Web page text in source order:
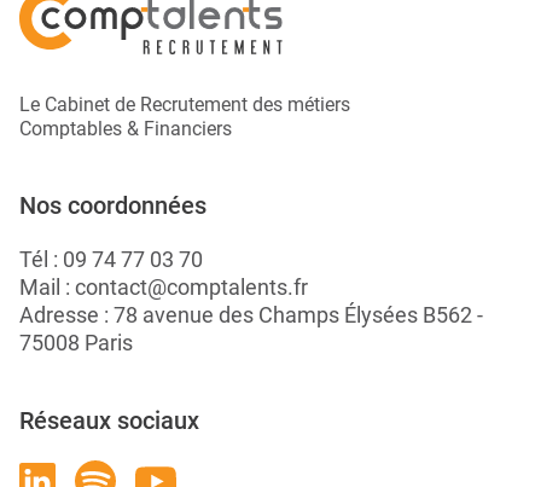
Le Cabinet de Recrutement des métiers
Comptables & Financiers
Nos coordonnées
Tél : 09 74 77 03 70
Mail : contact@comptalents.fr
Adresse : 78 avenue des Champs Élysées B562 -
75008 Paris
Réseaux sociaux